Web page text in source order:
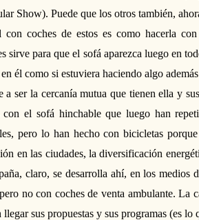
Show). Puede que los otros también,
con coches de estos es como hacerla
sirve para que el sofá aparezca luego en
él como si estuviera haciendo algo
a ser la cercanía mutua que tienen ella y
con el sofá hinchable que luego han repe
pero lo han hecho con bicicletas
en las ciudades, la diversificación
claro, se desarrolla ahí, en los medios
no con coches de venta ambulante. La
sus propuestas y sus programas (es lo